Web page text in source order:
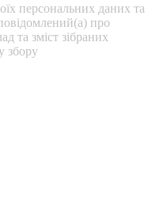
персональних даних та
про
та зміст зібраних
збору